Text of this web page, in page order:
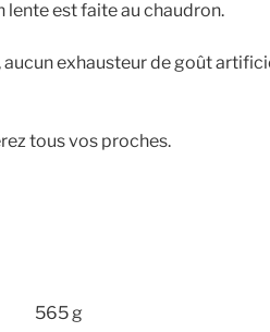
lente est faite au chaudron.
exhausteur de goût
tous vos proches.
565 g